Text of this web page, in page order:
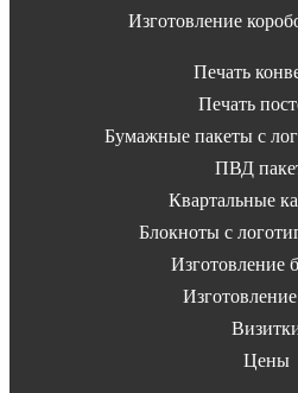
Изготовление
Печать
Печать
Бумажные пакеты с
ПВД
Квартальные
Блокноты с
Изготовление
Цены